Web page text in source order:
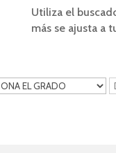
Utiliza el
más se ajusta a